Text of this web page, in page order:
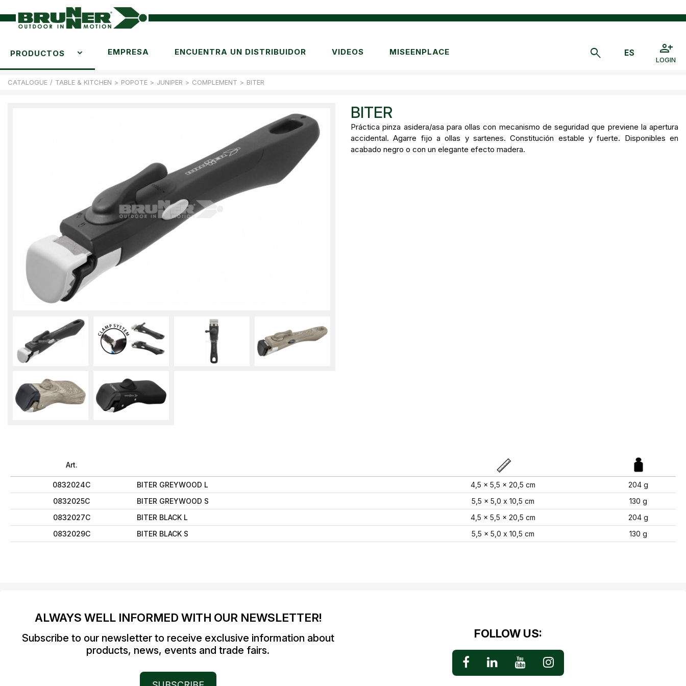
PRODUCTOS EMPRESA ENCUENTRA UN DISTRIBUIDOR VIDEOS MISEENPLACE
LOGIN
CATALOGUE / TABLE & KITCHEN > POPOTE > JUNIPER > COMPLEMENT > BITER
BITER
Práctica pinza asidera/asa para ollas con mecanismo de seguridad que previene la apertura
accidental. Agarre fijo a ollas y sartenes. Constitución estable y fuerte. Disponibles en
acabado negro o con un elegante efecto madera.
Art.
0832024C BITER GREYWOOD L 4,5 x 5,5 x 20,5 cm
204 g
0832025C
BITER GREYWOOD S 5,5 x 5,0 x 10,5 cm
130 g
0832027C
BITER BLACK L 4,5 x 5,5 x 20,5 cm
204 g
0832029C
BITER BLACK S 5,5 x 5,0 x 10,5 cm 130 g
ALWAYS WELL INFORMED WITH OUR NEWSLETTER!
Subscribe to our newsletter to receive exclusive information about
products, news, events and trade fairs.
FOLLOW US: